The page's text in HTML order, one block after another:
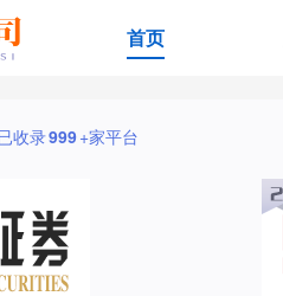
首页
收录999+家平台